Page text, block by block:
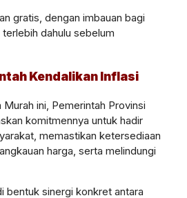
gratis , dengan imbauan bagi
dahulu sebelum
Kendalikan Inflasi
Murah ini, Pemerintah Provinsi
komitmennya untuk hadir
, memastikan ketersediaan
harga, serta melindungi
bentuk sinergi konkret antara